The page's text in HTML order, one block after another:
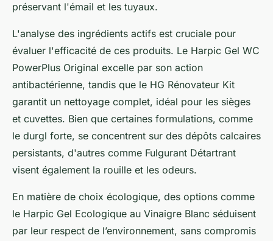
préservant l'émail et les tuyaux.
L'analyse des ingrédients actifs est cruciale pour
évaluer l'efficacité de ces produits. Le Harpic Gel WC
PowerPlus Original excelle par son action
antibactérienne, tandis que le HG Rénovateur Kit
garantit un nettoyage complet, idéal pour les sièges
et cuvettes. Bien que certaines formulations, comme
le durgl forte, se concentrent sur des dépôts calcaires
persistants, d'autres comme Fulgurant Détartrant
visent également la rouille et les odeurs.
En matière de choix écologique, des options comme
le Harpic Gel Ecologique au Vinaigre Blanc séduisent
par leur respect de l’environnement, sans compromis